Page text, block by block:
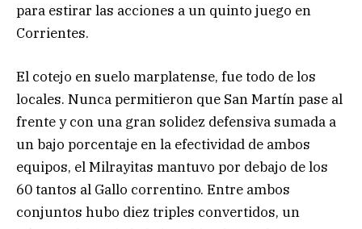
para estirar las acciones a un quinto juego en
Corrientes.
El cotejo en suelo marplatense, fue todo de los
locales. Nunca permitieron que San Martín pase al
frente y con una gran solidez defensiva sumada a
un bajo porcentaje en la efectividad de ambos
equipos, el Milrayitas mantuvo por debajo de los
60 tantos al Gallo correntino. Entre ambos
conjuntos hubo diez triples convertidos, un